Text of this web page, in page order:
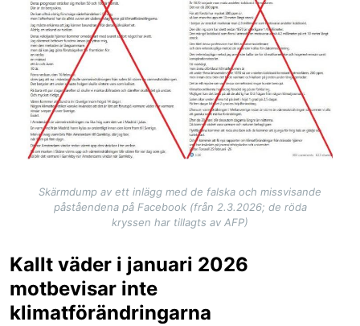
Skärmdump av ett inlägg med de falska och missvisande
påståendena på Facebook (från 2.3.2026; de röda
kryssen har tillagts av AFP)
Kallt väder i januari 2026
motbevisar inte
klimatförändringarna